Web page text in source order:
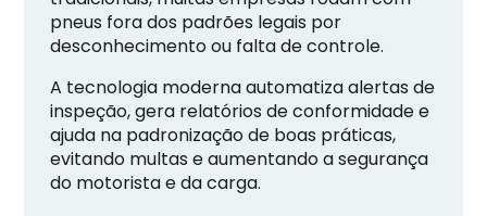
pneus fora dos padrões legais por
desconhecimento ou falta de controle.
A tecnologia moderna automatiza alertas de
inspeção, gera relatórios de conformidade e
ajuda na padronização de boas práticas,
evitando multas e aumentando a segurança
do motorista e da carga.